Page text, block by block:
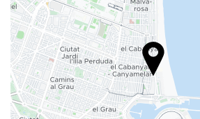
Gimnasio
Comida y bebida
Restaurante a la carta
Bar